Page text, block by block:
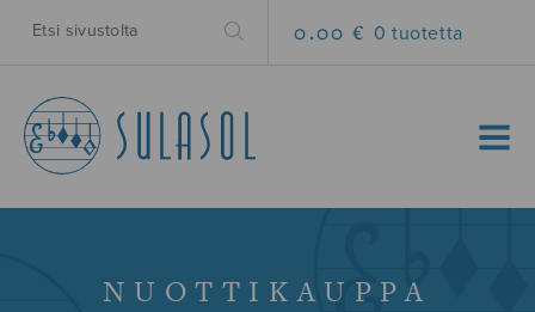
0.00 € 0 tuotetta
MENU
NUOTTIKAUPPA